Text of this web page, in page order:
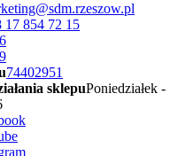
17 854 72 15
74402951
sklepuPoniedziałek -